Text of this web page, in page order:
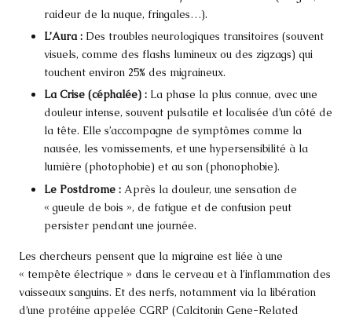
raideur de la nuque, fringales…).
L’Aura : Des troubles neurologiques transitoires (souvent
visuels, comme des flashs lumineux ou des zigzags) qui
touchent environ 25% des migraineux.
La Crise (céphalée) : La phase la plus connue, avec une
douleur intense, souvent pulsatile et localisée d’un côté de
la tête. Elle s’accompagne de symptômes comme la
nausée, les vomissements, et une hypersensibilité à la
lumière (photophobie) et au son (phonophobie).
Le Postdrome : Après la douleur, une sensation de
« gueule de bois », de fatigue et de confusion peut
persister pendant une journée.
Les chercheurs pensent que la migraine est liée à une
« tempête électrique » dans le cerveau et à l’inflammation des
vaisseaux sanguins. Et des nerfs, notamment via la libération
d’une protéine appelée CGRP (Calcitonin Gene-Related